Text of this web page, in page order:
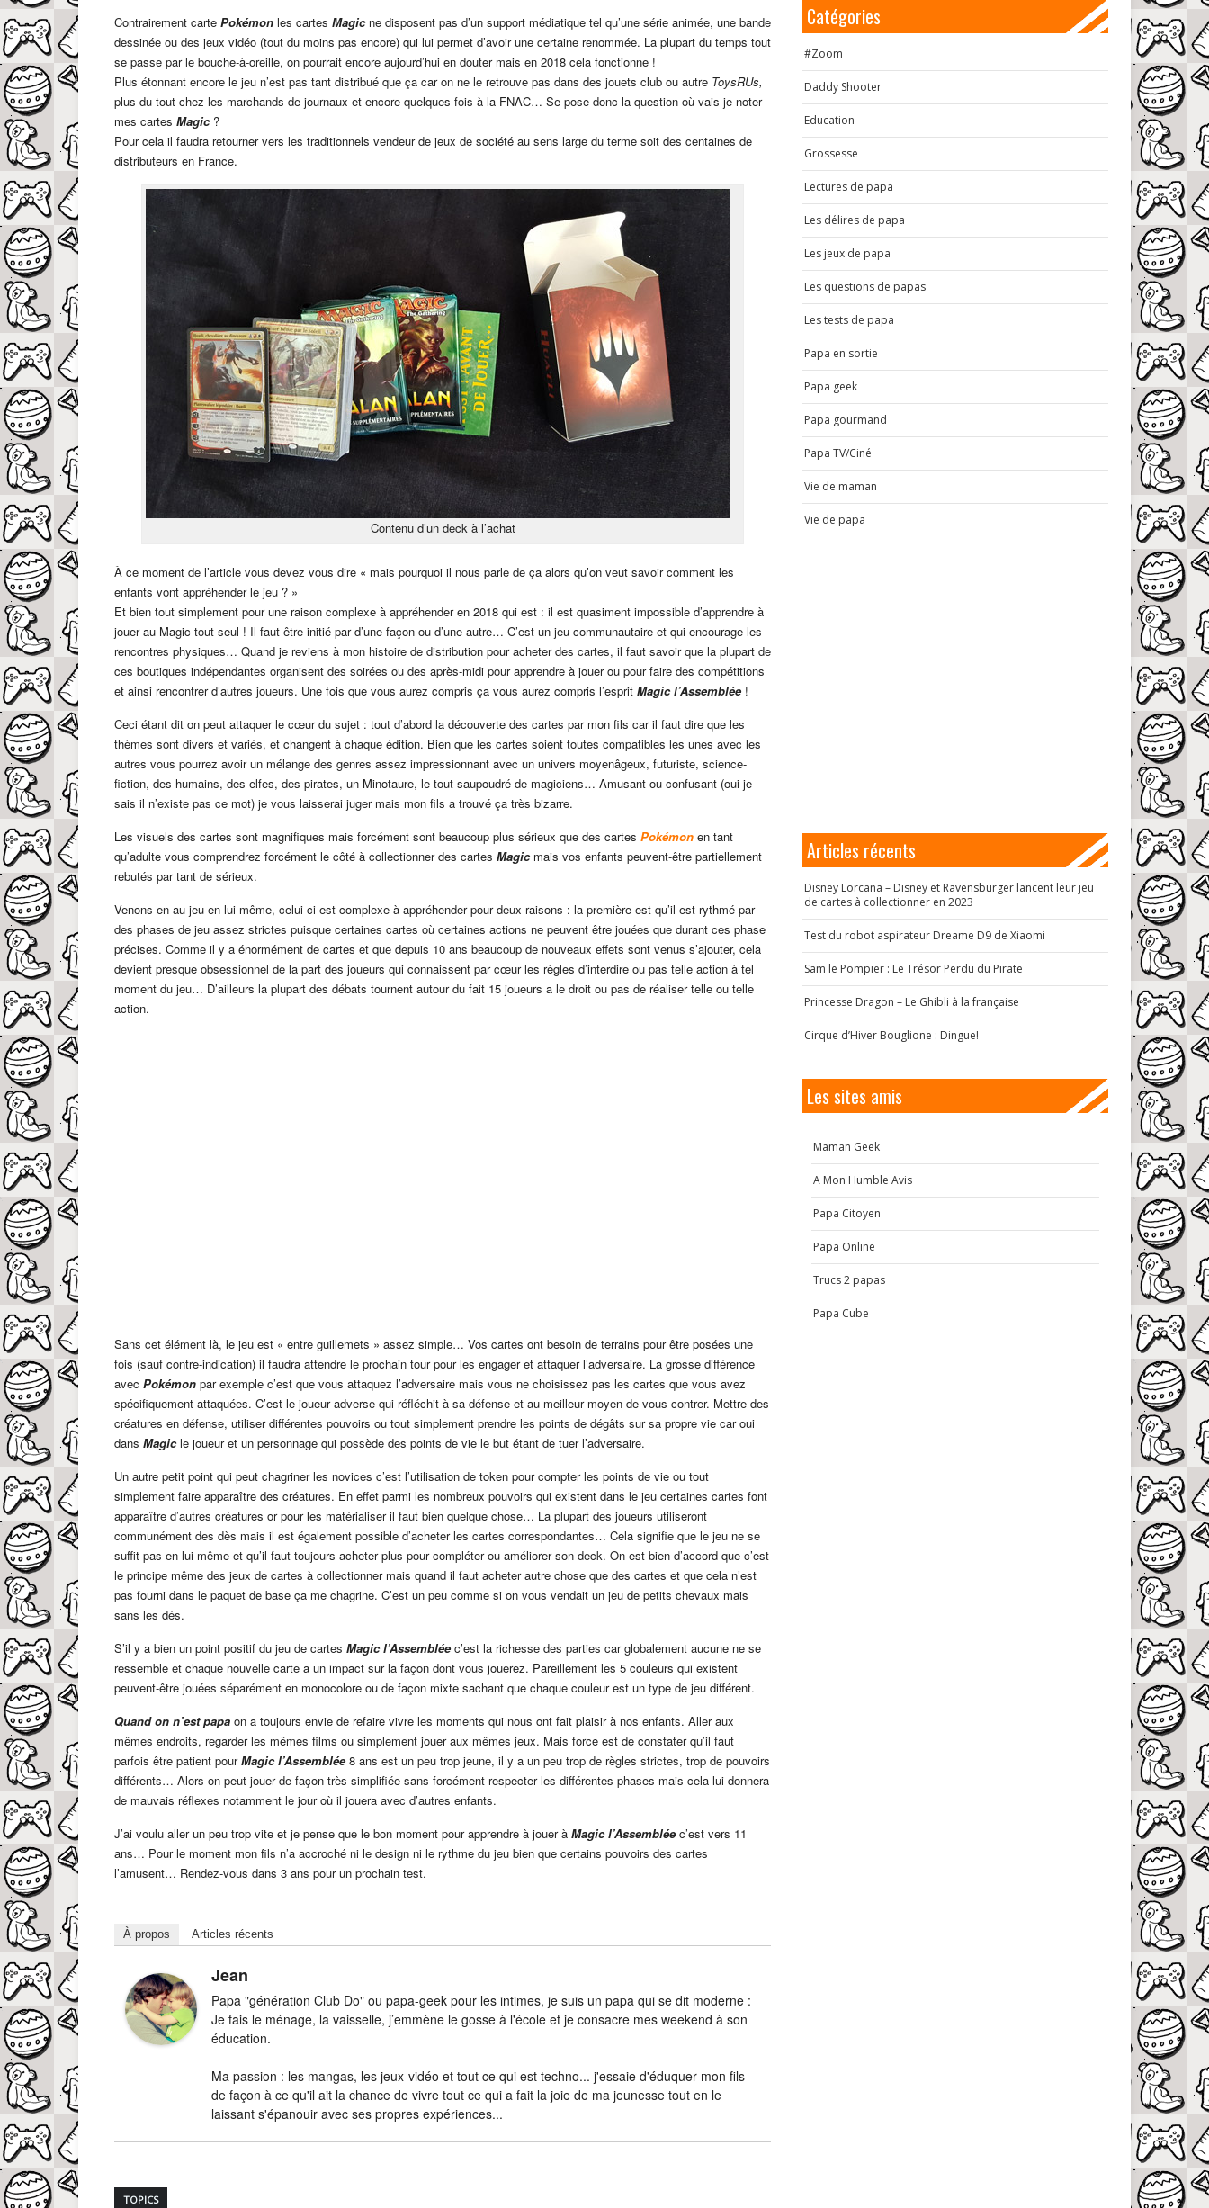
Contrairement carte Pokémon les cartes Magic ne disposent pas d’un support médiatique tel qu’une série animée, une bande
dessinée ou des jeux vidéo (tout du moins pas encore) qui lui permet d’avoir une certaine renommée. La plupart du temps tout
se passe par le bouche-à-oreille, on pourrait encore aujourd’hui en douter mais en 2018 cela fonctionne !
Plus étonnant encore le jeu n’est pas tant distribué que ça car on ne le retrouve pas dans des jouets club ou autre ToysRUs,
plus du tout chez les marchands de journaux et encore quelques fois à la FNAC… Se pose donc la question où vais-je noter
mes cartes Magic ?
Pour cela il faudra retourner vers les traditionnels vendeur de jeux de société au sens large du terme soit des centaines de
distributeurs en France.
Contenu d’un deck à l’achat
À ce moment de l’article vous devez vous dire « mais pourquoi il nous parle de ça alors qu’on veut savoir comment les
enfants vont appréhender le jeu ? »
Et bien tout simplement pour une raison complexe à appréhender en 2018 qui est : il est quasiment impossible d’apprendre à
jouer au Magic tout seul ! Il faut être initié par d’une façon ou d’une autre… C’est un jeu communautaire et qui encourage les
rencontres physiques… Quand je reviens à mon histoire de distribution pour acheter des cartes, il faut savoir que la plupart de
ces boutiques indépendantes organisent des soirées ou des après-midi pour apprendre à jouer ou pour faire des compétitions
et ainsi rencontrer d’autres joueurs. Une fois que vous aurez compris ça vous aurez compris l’esprit Magic l’Assemblée!
Ceci étant dit on peut attaquer le cœur du sujet : tout d’abord la découverte des cartes par mon fils car il faut dire que les
thèmes sont divers et variés, et changent à chaque édition. Bien que les cartes soient toutes compatibles les unes avec les
autres vous pourrez avoir un mélange des genres assez impressionnant avec un univers moyenâgeux, futuriste, science-
fiction, des humains, des elfes, des pirates, un Minotaure, le tout saupoudré de magiciens… Amusant ou confusant (oui je
sais il n’existe pas ce mot) je vous laisserai juger mais mon fils a trouvé ça très bizarre.
Les visuels des cartes sont magnifiques mais forcément sont beaucoup plus sérieux que des cartes Pokémon en tant
qu’adulte vous comprendrez forcément le côté à collectionner des cartes Magic mais vos enfants peuvent-être partiellement
rebutés par tant de sérieux.
Venons-en au jeu en lui-même, celui-ci est complexe à appréhender pour deux raisons : la première est qu’il est rythmé par
des phases de jeu assez strictes puisque certaines cartes où certaines actions ne peuvent être jouées que durant ces phase
précises. Comme il y a énormément de cartes et que depuis 10 ans beaucoup de nouveaux effets sont venus s’ajouter, cela
devient presque obsessionnel de la part des joueurs qui connaissent par cœur les règles d’interdire ou pas telle action à tel
moment du jeu… D’ailleurs la plupart des débats tournent autour du fait 15 joueurs a le droit ou pas de réaliser telle ou telle
action.
Sans cet élément là, le jeu est « entre guillemets » assez simple… Vos cartes ont besoin de terrains pour être posées une
fois (sauf contre-indication) il faudra attendre le prochain tour pour les engager et attaquer l’adversaire. La grosse différence
avec Pokémon par exemple c’est que vous attaquez l’adversaire mais vous ne choisissez pas les cartes que vous avez
spécifiquement attaquées. C’est le joueur adverse qui réfléchit à sa défense et au meilleur moyen de vous contrer. Mettre des
créatures en défense, utiliser différentes pouvoirs ou tout simplement prendre les points de dégâts sur sa propre vie car oui
dans Magic le joueur et un personnage qui possède des points de vie le but étant de tuer l’adversaire.
Un autre petit point qui peut chagriner les novices c’est l’utilisation de token pour compter les points de vie ou tout
simplement faire apparaître des créatures. En effet parmi les nombreux pouvoirs qui existent dans le jeu certaines cartes font
apparaître d’autres créatures or pour les matérialiser il faut bien quelque chose… La plupart des joueurs utiliseront
communément des dès mais il est également possible d’acheter les cartes correspondantes… Cela signifie que le jeu ne se
suffit pas en lui-même et qu’il faut toujours acheter plus pour compléter ou améliorer son deck. On est bien d’accord que c’est
le principe même des jeux de cartes à collectionner mais quand il faut acheter autre chose que des cartes et que cela n’est
pas fourni dans le paquet de base ça me chagrine. C’est un peu comme si on vous vendait un jeu de petits chevaux mais
sans les dés.
S’il y a bien un point positif du jeu de cartes Magic l’Assembléec’est la richesse des parties car globalement aucune ne se
ressemble et chaque nouvelle carte a un impact sur la façon dont vous jouerez. Pareillement les 5 couleurs qui existent
peuvent-être jouées séparément en monocolore ou de façon mixte sachant que chaque couleur est un type de jeu différent.
Quand on n’est papa on a toujours envie de refaire vivre les moments qui nous ont fait plaisir à nos enfants. Aller aux
mêmes endroits, regarder les mêmes films ou simplement jouer aux mêmes jeux. Mais force est de constater qu’il faut
parfois être patient pourMagic l’Assemblée8 ans est un peu trop jeune, il y a un peu trop de règles strictes, trop de pouvoirs
différents… Alors on peut jouer de façon très simplifiée sans forcément respecter les différentes phases mais cela lui donnera
de mauvais réflexes notamment le jour où il jouera avec d’autres enfants.
J’ai voulu aller un peu trop vite et je pense que le bon moment pour apprendre à jouer à Magic l’Assembléec’est vers 11
ans… Pour le moment mon fils n’a accroché ni le design ni le rythme du jeu bien que certains pouvoirs des cartes
l’amusent… Rendez-vous dans 3 ans pour un prochain test.
À propos Articles récents
Jean
Papa "génération Club Do" ou papa-geek pour les intimes, je suis un papa qui se dit moderne :
Je fais le ménage, la vaisselle, j’emmène le gosse à l'école et je consacre mes weekend à son
éducation.
Ma passion : les mangas, les jeux-vidéo et tout ce qui est techno... j'essaie d'éduquer mon fils
de façon à ce qu'il ait la chance de vivre tout ce qui a fait la joie de ma jeunesse tout en le
laissant s'épanouir avec ses propres expériences...
TOPICS
Catégories
#Zoom
Daddy Shooter
Education
Grossesse
Lectures de papa
Les délires de papa
Les jeux de papa
Les questions de papas
Les tests de papa
Papa en sortie
Papa geek
Papa gourmand
Papa TV/Ciné
Vie de maman
Vie de papa
Articles récents
Disney Lorcana – Disney et Ravensburger lancent leur jeu
de cartes à collectionner en 2023
Test du robot aspirateur Dreame D9 de Xiaomi
Sam le Pompier : Le Trésor Perdu du Pirate
Princesse Dragon – Le Ghibli à la française
Cirque d’Hiver Bouglione : Dingue!
Les sites amis
Maman Geek
A Mon Humble Avis
Papa Citoyen
Papa Online
Trucs 2 papas
Papa Cube